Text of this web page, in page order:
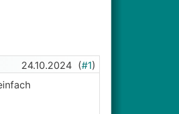
24.10.2024 (#1)